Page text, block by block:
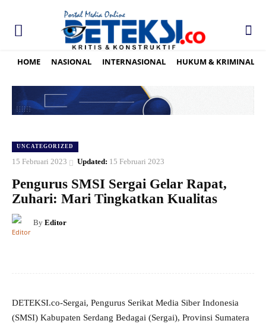
HOME NASIONAL INTERNASIONAL HUKUM & KRIMINAL
UNCATEGORIZED
15 Februari 2023 Updated: 15 Februari 2023
Pengurus SMSI Sergai Gelar Rapat,
Zuhari: Mari Tingkatkan Kualitas
By Editor
DETEKSI.co-Sergai, Pengurus Serikat Media Siber Indonesia
(SMSI) Kabupaten Serdang Bedagai (Sergai), Provinsi Sumatera